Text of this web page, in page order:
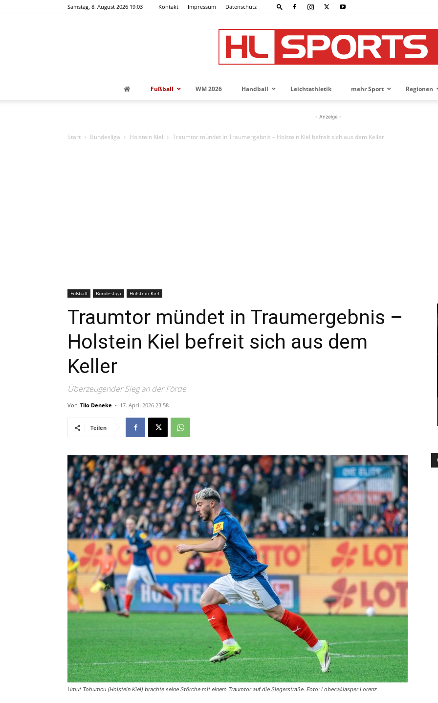
Samstag, 8. August 2026 19:03 Kontakt Impressum Datenschutz
News
die
Region
Lübeck
Fußball WM 2026 Handball Leichtathletik mehr Sport Regionen
- Anzeige -
Start Bundesliga Holstein Kiel Traumtor mündet in Traumergebnis – Holstein Kiel befreit sich aus dem Keller
Fußball Bundesliga Holstein Kiel
Traumtor mündet in Traumergebnis –
Holstein Kiel befreit sich aus dem
Keller
Überzeugender Sieg an der Förde
Von Tilo Deneke - 17. April 2026 23:58
Teilen
Umut Tohumcu (Holstein Kiel) brachte seine Störche mit einem Traumtor auf die Siegerstraße. Foto: Lobeca/Jasper Lorenz